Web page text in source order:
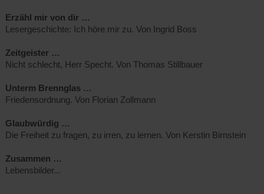
Erzähl mir von dir …
Lesergeschichte: Ich höre mir zu. Von Ingrid Boss
Zeitgeister …
Nicht schlecht, Herr Specht. Von Thomas Stillbauer
Unterm Brennglas …
Friedensordnung. Von Florian Zollmann
Glaubwürdig …
Die Freiheit zu fragen, zu irren, zu lernen. Von Kerstin Birnstein
Zusammen …
Lebensbilder...